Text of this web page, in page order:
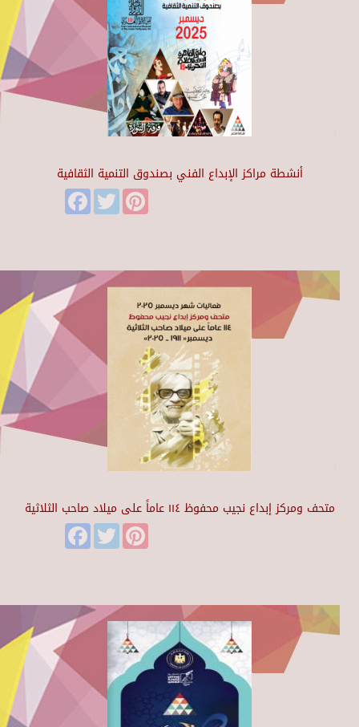
أنشطة مراكز الإبداع الفني بصندوق التنمية الثقافية
FacebookTwitter
متحف ومركز إبداع نجيب محفوظ ١١٤ عاماً على ميلاد صاحب الثلاثية
FacebookTwitter